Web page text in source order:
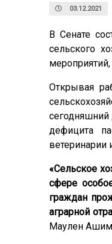
03.12.2021
В Сенате
сельского
Открывая
дефицита
ветеринарии
«Сельское
сфере
граждан
аграрной
Маулен